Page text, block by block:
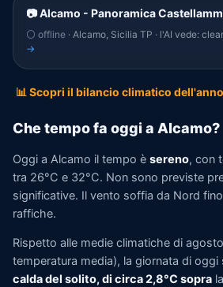
📷 Alcamo - Panoramica
⚪ offline · Alcamo, Sicilia TP · l'AI vede:
→
📊 Scopri il bilancio climatico
Che tempo fa oggi a Alcamo?
Oggi a Alcamo il tempo è sereno, con
tra 26°C e 32°C. Non sono previste
significative. Il vento soffia da Nord
raffiche.
Rispetto alle medie climatiche di
temperatura media), la giornata di oggi
calda del solito, di circa 2,8°C sopra